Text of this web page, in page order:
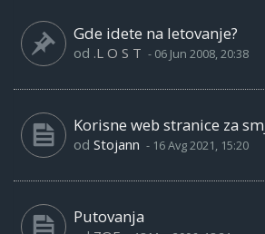
Gde idete na letovanje?
od .L O S T - 06 Jun 2008, 20:38
Korisne web stranice za
od Stojann - 16 Avg 2021, 15:20
Putovanja